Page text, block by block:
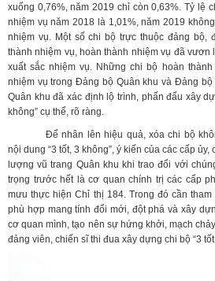
xuống 0,76%, năm 2019 chỉ còn 0,63%. Tỷ lệ
nhiệm vụ năm 2018 là 1,01%, năm 2019
nhiệm vụ. Một số chi bộ trực thuộc đảng bộ,
thành nhiệm vụ, hoàn thành nhiệm vụ đã vươn
xuất sắc nhiệm vụ. Những chi bộ hoàn
nhiệm vụ trong Đảng bộ Quân khu và Đảng
Quân khu đã xác định lộ trình, phấn đấu xây
không” cụ thể, rõ ràng.
Để nhân lên hiệu quả, xóa chi bộ
nội dung “3 tốt, 3 không”, ý kiến của các cấp
lượng vũ trang Quân khu khi trao đổi với
trọng trước hết là cơ quan chính trị các cấp
mưu thực hiện Chỉ thị 184. Trong đó cần
phù hợp mang tính đổi mới, đột phá và xây
cơ quan mình, tạo nên sự hứng khởi, mạch
đảng viên, chiến sĩ thi đua xây dựng chi bộ “3